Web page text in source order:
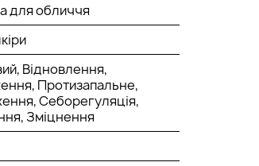
для обличчя
Відновлення,
Протизапальне,
Себорегуляція,
Зміцнення